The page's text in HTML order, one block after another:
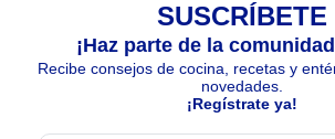
SUSCRÍBETE
¡Haz parte de la
Recibe consejos de cocina, recetas y
novedades.
¡Regístrate ya!